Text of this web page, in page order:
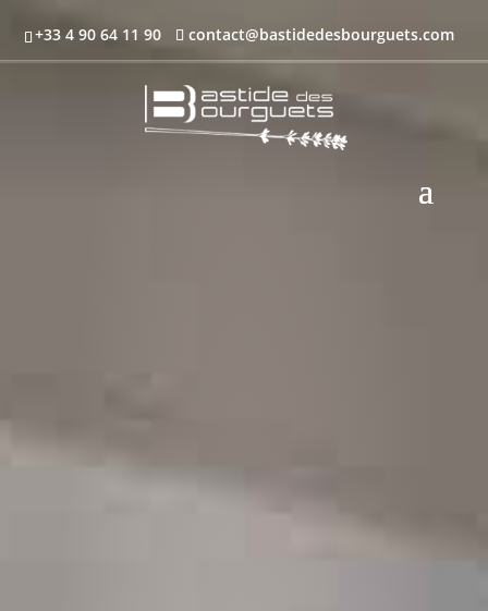
+33 4 90 64 11 90 contact@bastidedesbourguets.com